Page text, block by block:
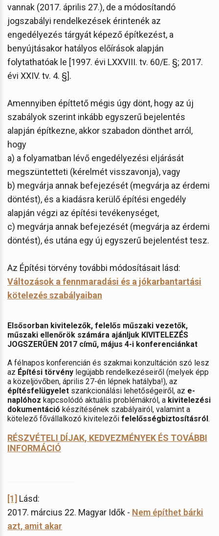
vannak (2017. április 27.), de a módosítandó
jogszabályi rendelkezések érintenék az
engedélyezés tárgyát képező építkezést, a
benyújtásakor hatályos előírások alapján
folytathatóak le [1997. évi LXXVIII. tv. 60/E. §; 2017.
évi XXIV. tv. 4. §].
Amennyiben építtető mégis úgy dönt, hogy az új
szabályok szerint inkább egyszerű bejelentés
alapján építkezne, akkor szabadon dönthet arról,
hogy
a) a folyamatban lévő engedélyezési eljárását
megszüntetteti (kérelmét visszavonja), vagy
b) megvárja annak befejezését (megvárja az érdemi
döntést), és a kiadásra kerülő építési engedély
alapján végzi az építési tevékenységet,
c) megvárja annak befejezését (megvárja az érdemi
döntést), és utána egy új egyszerű bejelentést tesz.
Az Építési törvény további módosításait lásd:
Változások a fennmaradási és a jókarbantartási
kötelezés szabályaiban
Elsősorban kivitelezők, felelős műszaki vezetők,
műszaki ellenőrök számára ajánljuk KIVITELEZÉS
JOGSZERŰEN 2017 című, május 4-i konferenciánkat
A félnapos konferencián és szakmai konzultáción szó lesz
az Építési törvény legújabb rendelkezéseiről (melyek épp
a közeljövőben, április 27-én lépnek hatályba!), az
építésfelügyelet szankcionálási lehetőségeiről, az e-
naplóhoz kapcsolódó aktuális problémákról, a kivitelezési
dokumentáció készítésének szabályairól, valamint a
kötelező fővállalkozó kivitelezői felelősségbiztosításról.
RÉSZVÉTELI DÍJAK, KEDVEZMÉNYEK ÉS TOVÁBBI
INFORMÁCIÓ
[1] Lásd:
2017. március 22. Magyar Idők - Nem építhet bárki
azt, amit akar